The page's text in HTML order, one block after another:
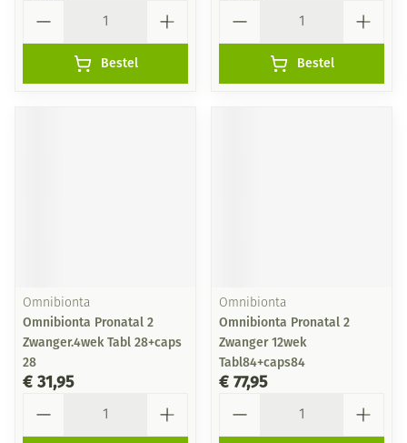
Bestel Bestel
Omnibionta
Omnibionta Pronatal 2
Zwanger.4wek Tabl 28+caps
28
€ 31,95
Omnibionta
Omnibionta Pronatal 2
Zwanger 12wek
Tabl84+caps84
€ 77,95